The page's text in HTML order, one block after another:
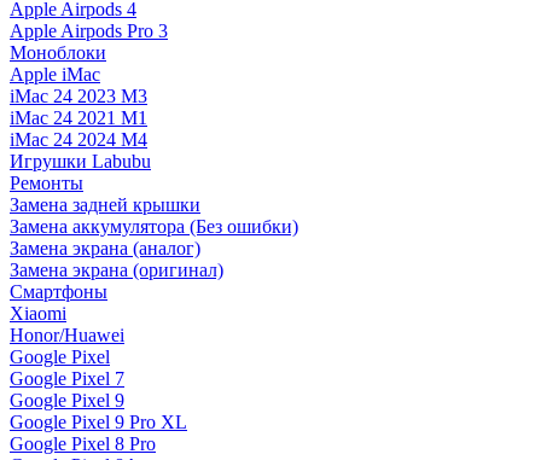
Apple Airpods 4
Apple Airpods Pro 3
Моноблоки
Apple iMac
iMac 24 2023 M3
iMac 24 2021 M1
iMac 24 2024 M4
Игрушки Labubu
Ремонты
Замена задней крышки
Замена аккумулятора (Без ошибки)
Замена экрана (аналог)
Замена экрана (оригинал)
Смартфоны
Xiaomi
Honor/Huawei
Google Pixel
Google Pixel 7
Google Pixel 9
Google Pixel 9 Pro XL
Google Pixel 8 Pro